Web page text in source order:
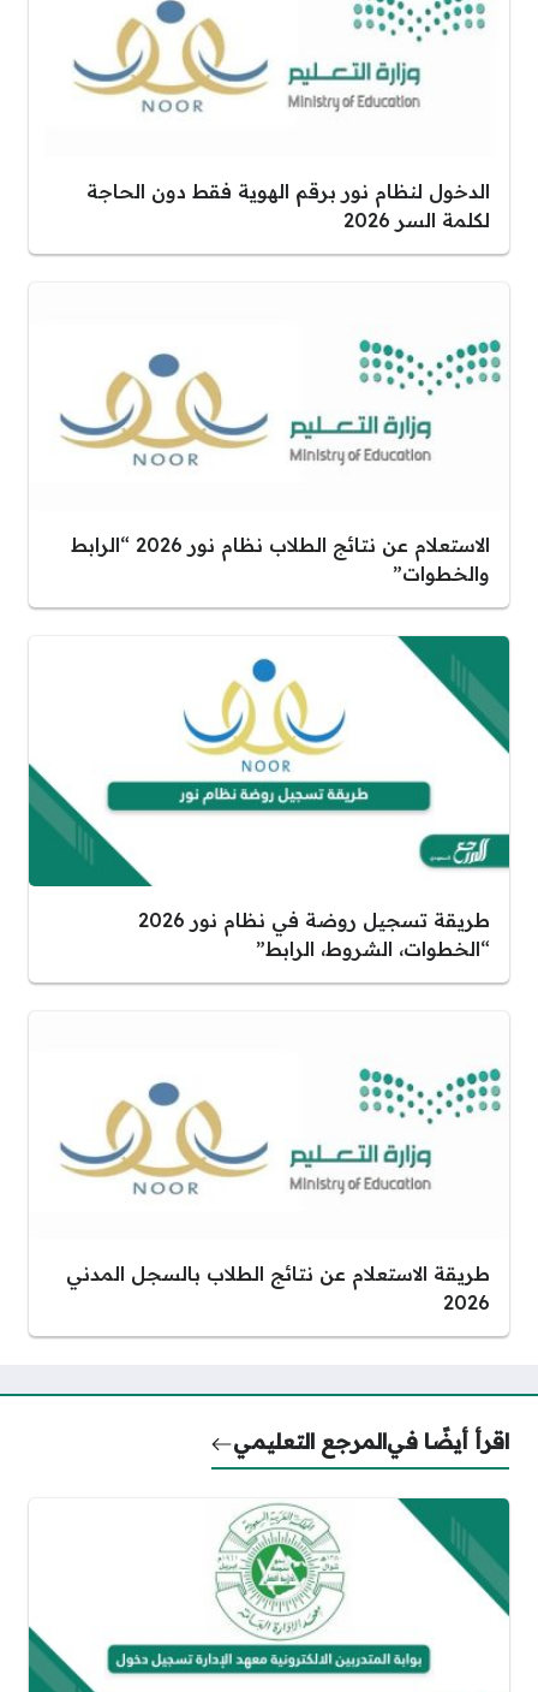
الدخول لنظام نور برقم الهوية فقط دون الحاجة
لكلمة السر 2026
الاستعلام عن نتائج الطلاب نظام نور 2026 “الرابط
والخطوات”
طريقة تسجيل روضة في نظام نور 2026
“الخطوات، الشروط، الرابط”
طريقة الاستعلام عن نتائج الطلاب بالسجل المدني
2026
اقرأ أيضًا فيالمرجع التعليمي